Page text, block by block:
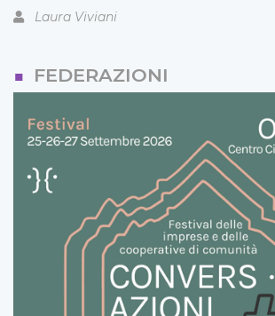
Laura Viviani
FEDERAZIONI